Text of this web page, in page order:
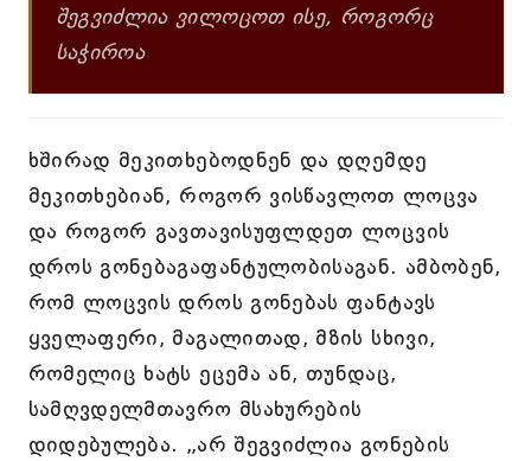
შეგვიძლია ვილოცოთ ისე, როგორც
საჭიროა
ხშირად მეკითხებოდნენ და დღემდე
მეკითხებიან, როგორ ვისწავლოთ ლოცვა
და როგორ გავთავისუფლდეთ ლოცვის
დროს გონებაგაფანტულობისაგან. ამბობენ,
რომ ლოცვის დროს გონებას ფანტავს
ყველაფერი, მაგალითად, მზის სხივი,
რომელიც ხატს ეცემა ან, თუნდაც,
სამღვდელმთავრო მსახურების
დიდებულება. „არ შეგვიძლია გონების